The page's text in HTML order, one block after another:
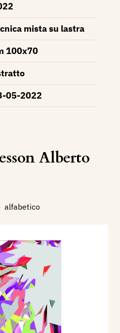
mista su lastra
100x70
05-2022
Alberto
alfabetico